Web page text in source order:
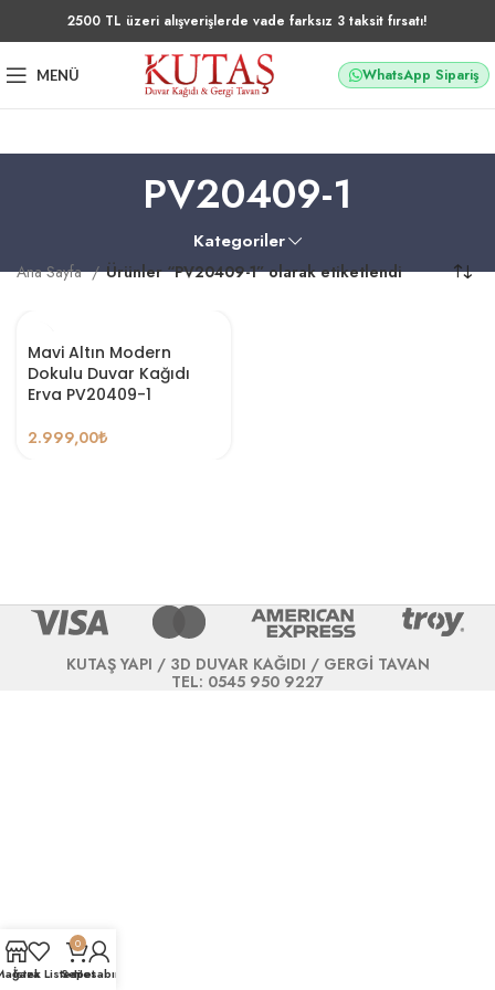
2500 TL üzeri alışverişlerde vade farksız 3 taksit fırsatı!
MENÜ WhatsApp Sipariş
PV20409-1
Kategoriler
Ana Sayfa Ürünler “PV20409-1” olarak etiketlendi
Mavi Altın Modern
Dokulu Duvar Kağıdı
Erva PV20409-1
2.999,00₺
KUTAŞ YAPI / 3D DUVAR KAĞIDI / GERGİ TAVAN
TEL: 0545 950 9227
İstek Listesi
0
Sepet
Hesabım